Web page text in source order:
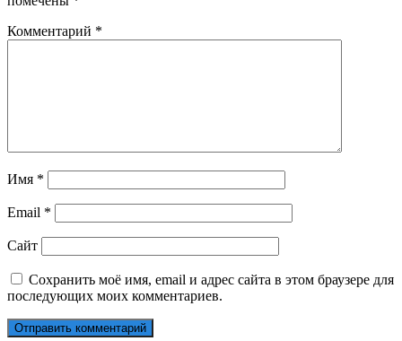
Комментарий *
Имя *
Email *
Сайт
Сохранить моё имя, email и адрес сайта в этом браузере для
последующих моих комментариев.